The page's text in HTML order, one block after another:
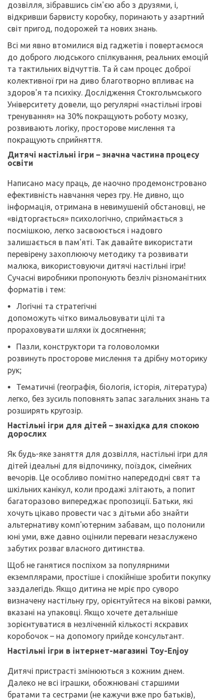
дозвілля, зібравшись сім'єю або з друзями, і,
відкривши барвисту коробку, поринають у азартний
світ пригод, подорожей та нових знань.
Всі ми явно втомилися від гаджетів і повертаємося
до доброго людського спілкування, реальних емоцій
та тактильних відчуттів. Та й сам процес доброї
колективної гри на диво благотворно впливає на
здоров'я та психіку. Дослідження Стокгольмського
Університету довели, що регулярні «настільні ігрові
тренування» на 30% покращують роботу мозку,
розвивають логіку, просторове мислення та
покращують сприйняття.
Дитячі настільні ігри – значна частина процесу
освіти
Написано масу праць, де наочно продемонстровано
ефективність навчання через гру. Не дивно, що
інформація, отримана в невимушеній обстановці, не
«відторгається» психологічно, сприймається з
посмішкою, легко засвоюється і надовго
залишається в пам'яті. Так давайте використати
перевірену захоплюючу методику та розвивати
малюка, використовуючи дитячі настільні ігри!
Сучасні виробники пропонують безліч різноманітних
форматів і тем:
Логічні та стратегічні
допоможуть чітко вимальовувати цілі та
прораховувати шляхи їх досягнення;
Пазли, конструктори та головоломки
розвинуть просторове мислення та дрібну моторику
рук;
Тематичні (географія, біологія, історія, література)
легко, без зусиль поповнять запас загальних знань та
розширять кругозір.
Настільні ігри для дітей – знахідка для спокою
дорослих
Як будь-яке заняття для дозвілля, настільні ігри для
дітей ідеальні для відпочинку, поїздок, сімейних
вечорів. Це особливо помітно напередодні свят та
шкільних канікул, коли продажі злітають, а попит
багаторазово випереджає пропозиції. Батьки, які
хочуть цікаво провести час з дітьми або знайти
альтернативу комп'ютерним забавам, що полонили
юні уми, вже давно оцінили переваги незаслужено
забутих розваг власного дитинства.
Щоб не ганятися поспіхом за популярними
екземплярами, простіше і спокійніше зробити покупку
заздалегідь. Якщо дитина не мріє про суворо
визначену настільну гру, орієнтуйтеся на вікові рамки,
вказані на упаковці. Якщо хочете детальніше
зорієнтуватися в незліченній кількості яскравих
коробочок – на допомогу прийде консультант.
Настільні ігри в інтернет-магазині Toy-Enjoy
Дитячі пристрасті змінюються з кожним днем.
Далеко не всі іграшки, обожнювані старшими
братами та сестрами (не кажучи вже про батьків),